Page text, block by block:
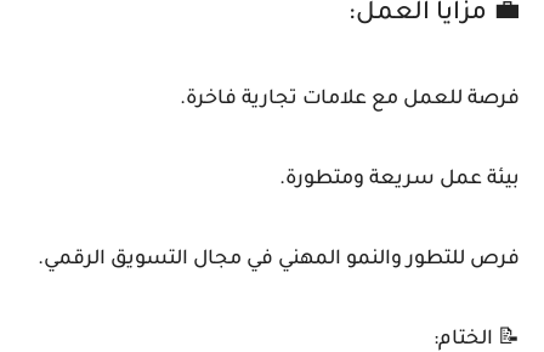
💼 مزايا العمل:
فرصة للعمل مع علامات تجارية فاخرة.
بيئة عمل سريعة ومتطورة.
فرص للتطور والنمو المهني في مجال التسويق الرقمي.
📝 الختام: